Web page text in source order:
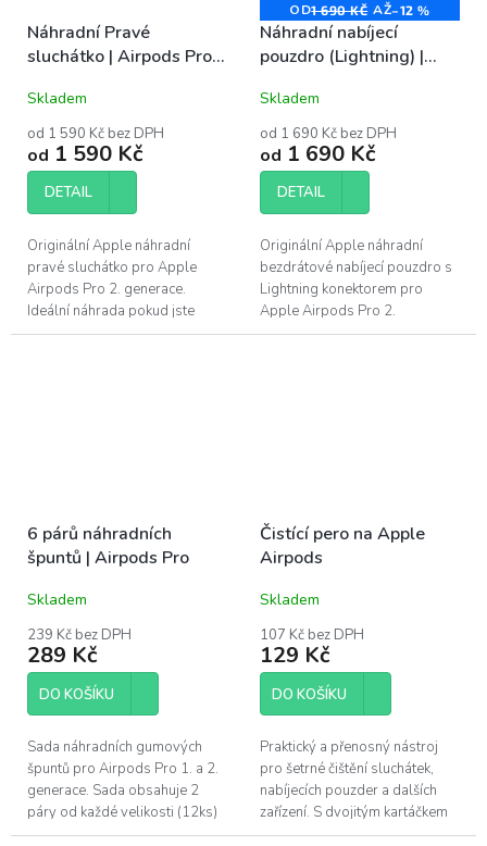
Náhradní Pravé
sluchátko | Airpods Pro 2
Skladem
od 1 590 Kč bez DPH
od 1 590 Kč
DETAIL
Originální Apple náhradní
pravé sluchátko pro Apple
Airpods Pro 2. generace.
Ideální náhrada pokud jste
Vaše sluchátko ztratili,
OD1 690 KČ AŽ–12 %
Náhradní nabíjecí
pouzdro (Lightning) |
Skladem
od 1 690 Kč bez DPH
od 1 690 Kč
DETAIL
Originální Apple náhradní
bezdrátové nabíjecí pouzdro s
Lightning konektorem pro
Apple Airpods Pro 2.
generace. Toto pouzdro lze
6 párů náhradních
špuntů | Airpods Pro
Skladem
239 Kč bez DPH
289 Kč
DO KOŠÍKU
Sada náhradních gumových
špuntů pro Airpods Pro 1. a 2.
generace. Sada obsahuje 2
páry od každé velikosti (12ks)
v praktickém přepravním boxu.
Čistící pero na Apple
Airpods
Skladem
107 Kč bez DPH
129 Kč
DO KOŠÍKU
Praktický a přenosný nástroj
pro šetrné čištění sluchátek,
nabíjecích pouzder a dalších
zařízení. S dvojitým kartáčkem
snadno odstraníte nečistoty i z